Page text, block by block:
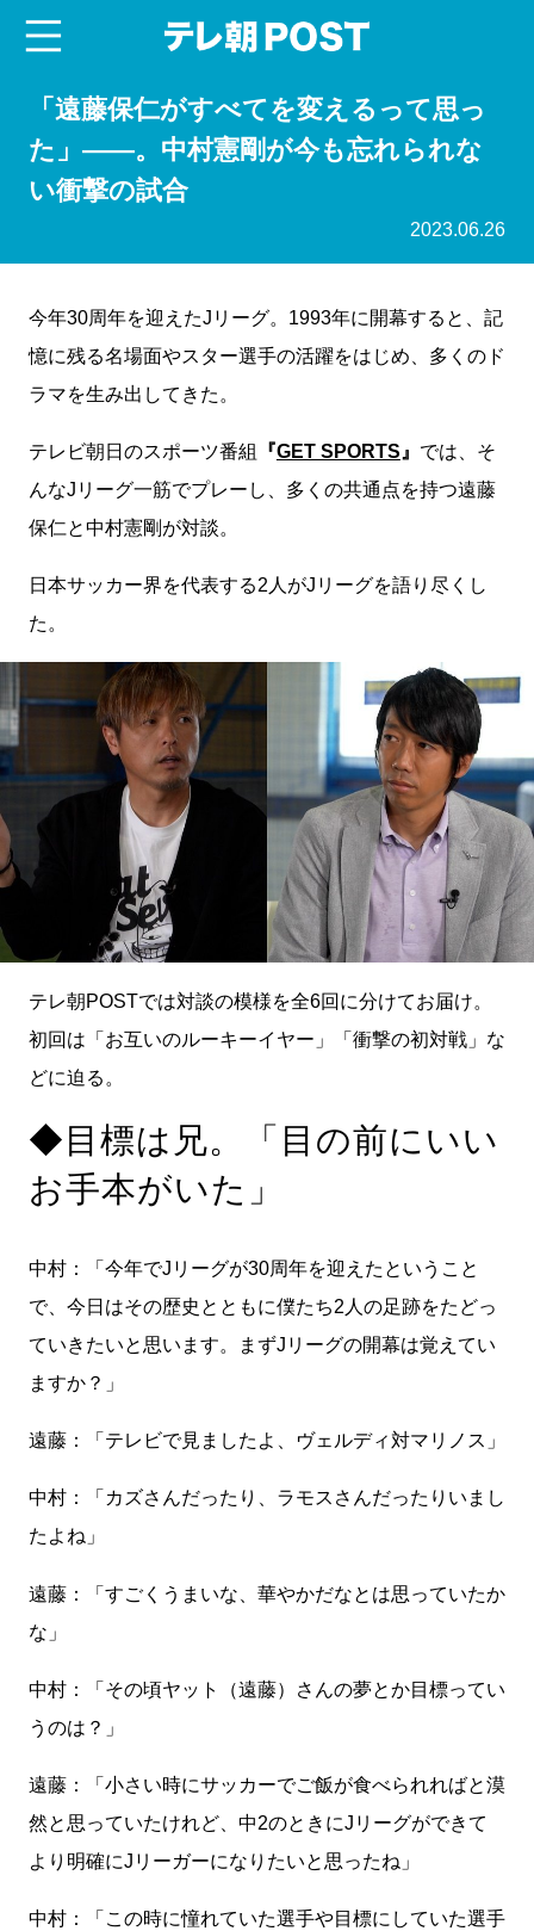
「遠藤保仁がすべてを変えるって思っ
た」――。中村憲剛が今も忘れられな
い衝撃の試合
2023.06.26
今年30周年を迎えたJリーグ。1993年に開幕すると、記
憶に残る名場面やスター選手の活躍をはじめ、多くのド
ラマを生み出してきた。
テレビ朝日のスポーツ番組 『GET SPORTS 』 では、そ
んなJリーグ一筋でプレーし、多くの共通点を持つ遠藤
保仁と中村憲剛が対談。
日本サッカー界を代表する2人がJリーグを語り尽くし
た。
テレ朝POSTでは対談の模様を全6回に分けてお届け。
初回は「お互いのルーキーイヤー」「衝撃の初対戦」な
どに迫る。
◆目標は兄。「目の前にいい
お手本がいた」
中村：「今年でJリーグが30周年を迎えたということ
で、今日はその歴史とともに僕たち2人の足跡をたどっ
ていきたいと思います。まずJリーグの開幕は覚えてい
ますか？」
遠藤：「テレビで見ましたよ、ヴェルディ対マリノス」
中村：「カズさんだったり、ラモスさんだったりいまし
たよね」
遠藤：「すごくうまいな、華やかだなとは思っていたか
な」
中村：「その頃ヤット（遠藤）さんの夢とか目標ってい
うのは？」
遠藤：「小さい時にサッカーでご飯が食べられればと漠
然と思っていたけれど、中2のときにJリーグができて
より明確にJリーガーになりたいと思ったね」
中村：「この時に憧れていた選手や目標にしていた選手